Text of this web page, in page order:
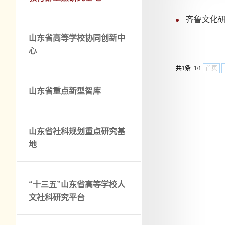
山东省高等学校协同创新中
心
山东省重点新型智库
山东省社科规划重点研究基
地
“十三五”山东省高等学校人
文社科研究平台
齐鲁文化
共1条 1/1 首页